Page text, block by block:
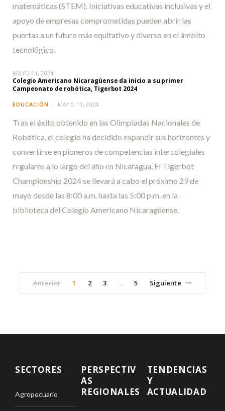
matemáticas (STEM). Iniciativas educativas inclusivas y el
apoyo de empresas comprometidas pueden abrir las
puertas a un futuro más equitativo y diverso en el ámbito
tecnológico.
MAYO 11, 2024
Colegio Americano Nicaragüense da inicio a su primer
Campeonato de robótica, Tigerbot 2024
EDUCACIÓN MAYO 11, 2024
Tras el éxito obtenido en las Olimpiadas Nacionales de
Robótica, el colegio ha decidido expandir sus horizontes y
convertirse en pioneros de competencias intercolegiales
regulares a lo largo del año en Nicaragua. El Tigerbot
Championship 2024 se llevará a cabo el próximo 29 de
mayo desde las 8:00 a.m. hasta las 5:00 p.m. en la
biblioteca del Colegio Americano Nicaragüense.
Anterior 1 2 3 5 Siguiente
SECTORES
Agropecuario
PERSPECTIV
AS
REGIONALES
TENDENCIAS
Y
ACTUALIDAD